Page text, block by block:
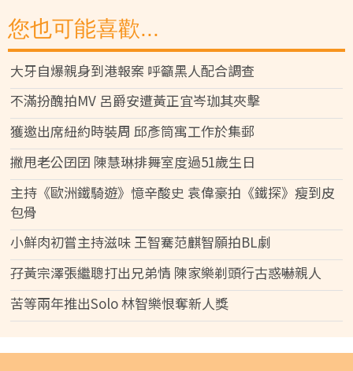
您也可能喜歡...
大牙自爆親身到港報案 呼籲黑人配合調查
不滿扮醜拍MV 呂爵安遭黃正宜岑珈其夾擊
獲邀出席紐約時裝周 邱彥筒寓工作於集郵
撇甩老公囝囝 陳慧琳排舞室度過51歲生日
主持《歐洲鐵騎遊》憶辛酸史 袁偉豪拍《鐵探》瘦到皮
包骨
小鮮肉初嘗主持滋味 王智騫范麒智願拍BL劇
孖黃宗澤張繼聰打出兄弟情 陳家樂剃頭行古惑嚇親人
苦等兩年推出Solo 林智樂恨奪新人獎